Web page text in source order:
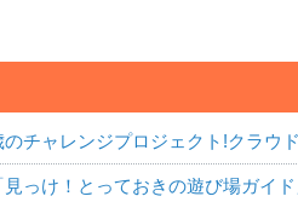
のチャレンジプロジェクト!クラウ
っけ！とっておきの遊び場ガイド